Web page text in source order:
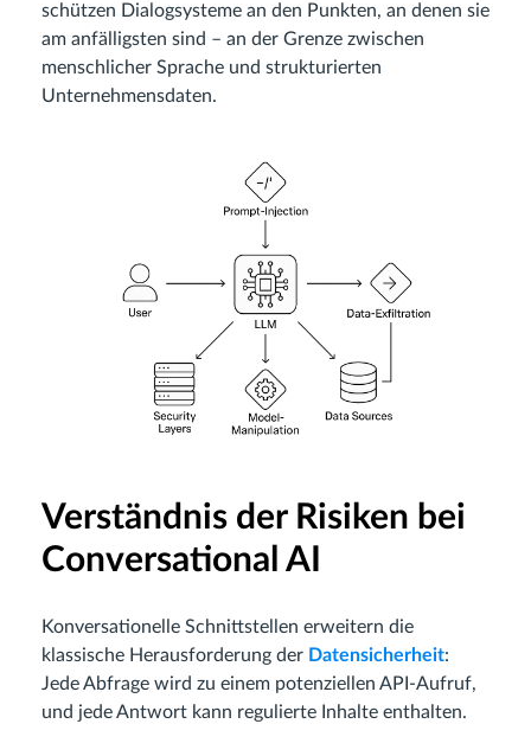
schützen Dialogsysteme an den Punkten, an denen sie
am anfälligsten sind – an der Grenze zwischen
menschlicher Sprache und strukturierten
Unternehmensdaten.
Verständnis der Risiken bei
Conversational AI
Konversationelle Schnittstellen erweitern die
klassische Herausforderung der Datensicherheit:
Jede Abfrage wird zu einem potenziellen API-Aufruf,
und jede Antwort kann regulierte Inhalte enthalten.